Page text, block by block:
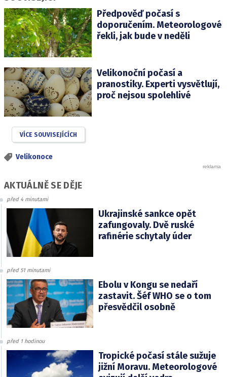
Předpověď počasí s
doporučením. Meteorologové
řekli, jak bude v neděli
Velikonoční počasí a
pranostiky. Experti vysvětlují,
proč nejsou spolehlivé
VÍCE SOUVISEJÍCÍCH
Velikonoce
AKTUÁLNĚ SE DĚJE
před 4 minutami
Ukrajinské sankce opět
zafungovaly. Dvě ruské
rafinérie schytaly úder
před 51 minutami
Ebolu v Kongu se nedaří
zastavit. Šéf WHO se o tom
přesvědčil osobně
před 1 hodinou
Tropické počasí stále sužuje
jižní Moravu. Meteorologové